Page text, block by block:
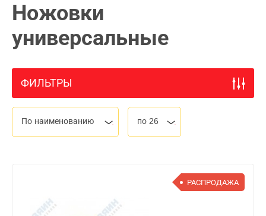
Ножовки
универсальные
ФИЛЬТРЫ
По наименованию по 26
РАСПРОДАЖА